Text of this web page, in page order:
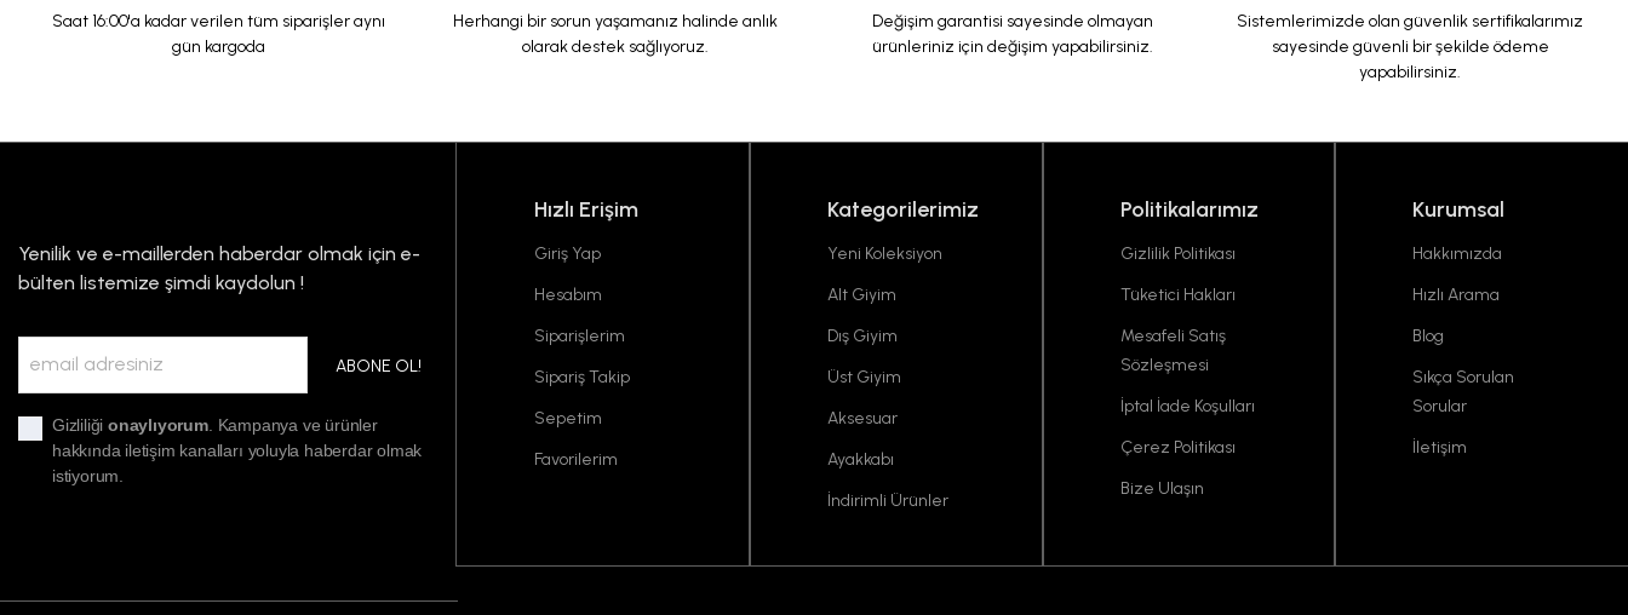
Saat 16:00'a kadar verilen tüm siparişler aynı
gün kargoda
Herhangi bir sorun yaşamanız halinde anlık
olarak destek sağlıyoruz.
Değişim garantisi sayesinde olmayan
ürünleriniz için değişim yapabilirsiniz.
Sistemlerimizde olan güvenlik sertifikalarımız
sayesinde güvenli bir şekilde ödeme
yapabilirsiniz.
Hızlı Erişim
Giriş Yap
Hesabım
Siparişlerim
Sipariş Takip
Sepetim
Favorilerim
Kategorilerimiz
Yeni Koleksiyon
Alt Giyim
Dış Giyim
Üst Giyim
Aksesuar
Ayakkabı
İndirimli Ürünler
Politikalarımız
Gizlilik Politikası
Tüketici Hakları
Mesafeli Satış
Sözleşmesi
İptal İade Koşulları
Çerez Politikası
Bize Ulaşın
Kurumsal
Hakkımızda
Hızlı Arama
Blog
Sıkça Sorulan
Sorular
İletişim
Yenilik ve e-maillerden haberdar olmak için e-
bülten listemize şimdi kaydolun !
ABONE OL!
Gizliliğionaylıyorum. Kampanya ve ürünler
hakkında iletişim kanalları yoluyla haberdar olmak
istiyorum.